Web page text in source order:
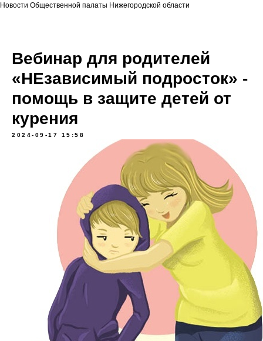
Новости Общественной палаты Нижегородской области
Вебинар для родителей
«НЕзависимый подросток» -
помощь в защите детей от
курения
2024-09-17 15:58